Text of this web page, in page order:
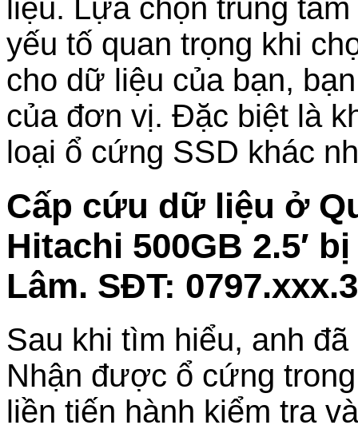
liệu. Lựa chọn trung
yếu tố quan trọng khi
cho dữ liệu của bạn,
của đơn vị. Đặc biệt là
loại ổ cứng SSD khác
Cấp cứu dữ liệu ở
Hitachi 500GB 2.5′
Lâm. SĐT:
Sau khi tìm hiểu, anh
Nhận được ổ cứng
liền tiến hành kiểm tra